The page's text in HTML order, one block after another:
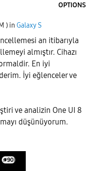
OPTIONS
) in Galaxy S
an itibarıyla
almıştır. Cihazı
En iyi
İyi eğlenceler ve
ve analizin One UI 8
düşünüyorum.